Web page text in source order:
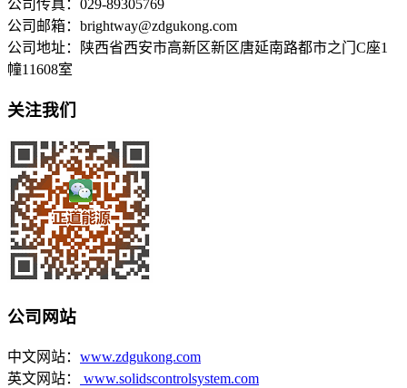
公司传真：029-89305769
公司邮箱：brightway@zdgukong.com
公司地址：陕西省西安市高新区新区唐延南路都市之门C座1
幢11608室
关注我们
公司网站
中文网站： www.zdgukong.com
英文网站：
www.solidscontrolsystem.com